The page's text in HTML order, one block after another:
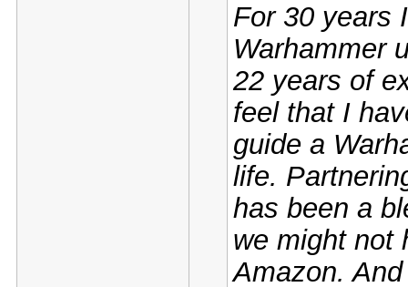
For 30 years
Warhammer
22 years of
feel that I
guide a
life.
has been a
we might not
Amazon.